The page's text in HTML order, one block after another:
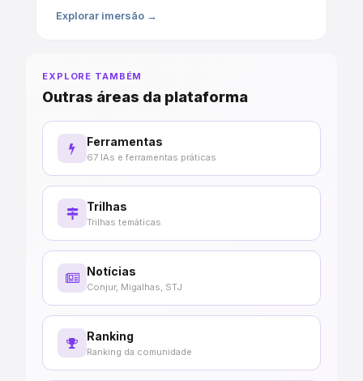
Explorar imersão →
EXPLORE TAMBÉM
Outras áreas da plataforma
Ferramentas
67 IAs e ferramentas práticas
Trilhas
Trilhas temáticas
Notícias
Conjur, Migalhas, STJ
Ranking
Ranking da comunidade